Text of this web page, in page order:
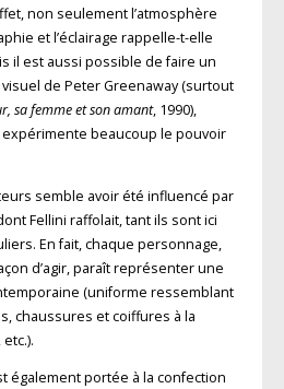
non seulement l’atmosphère
et l’éclairage rappelle-t-elle
il est aussi possible de faire un
de Peter Greenaway (surtout
sa femme et son amant, 1990),
beaucoup le pouvoir
semble avoir été influencé par
Fellini raffolait, tant ils sont ici
En fait, chaque personnage,
d’agir, paraît représenter une
(uniforme ressemblant
chaussures et coiffures à la
également portée à la confection